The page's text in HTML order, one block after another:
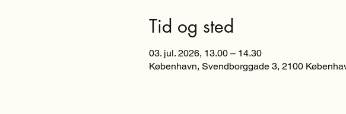
Tid og sted
03. jul. 2026, 13.00 – 14.30
København, Svendborggade 3, 2100